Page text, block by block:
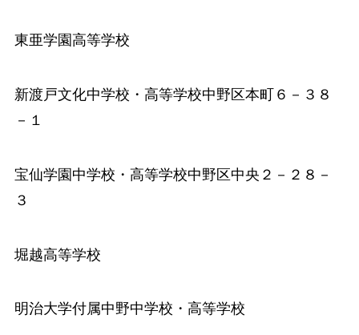
東亜学園高等学校
新渡戸文化中学校 ・高等学校中野区本町６－３８
－１
宝仙学園中学校 ・高等学校中野区中央２－２８－
３
堀越高等学校
明治大学付属中野中学校 ・高等学校